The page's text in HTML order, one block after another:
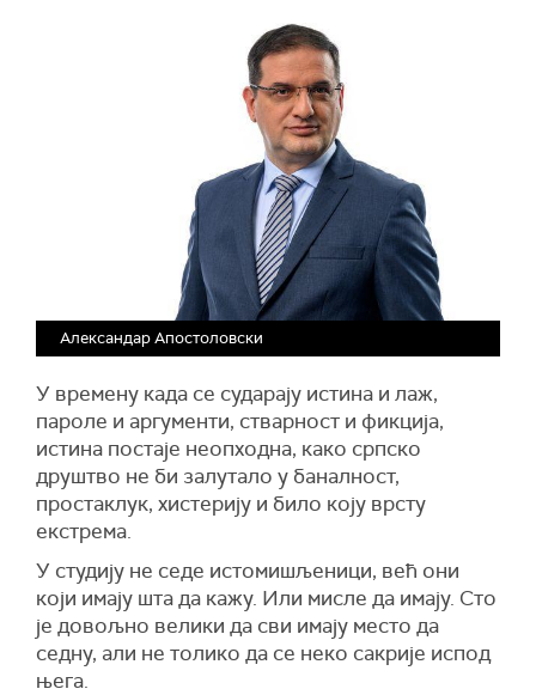
Александар Апостоловски
У времену када се сударају истина и лаж,
пароле и аргументи, стварност и фикција,
истина постаје неопходна, како српско
друштво не би залутало у баналност,
простаклук, хистерију и било коју врсту
екстрема.
У студију не седе истомишљеници, већ они
који имају шта да кажу. Или мисле да имају. Сто
је довољно велики да сви имају место да
седну, али не толико да се неко сакрије испод
њега.